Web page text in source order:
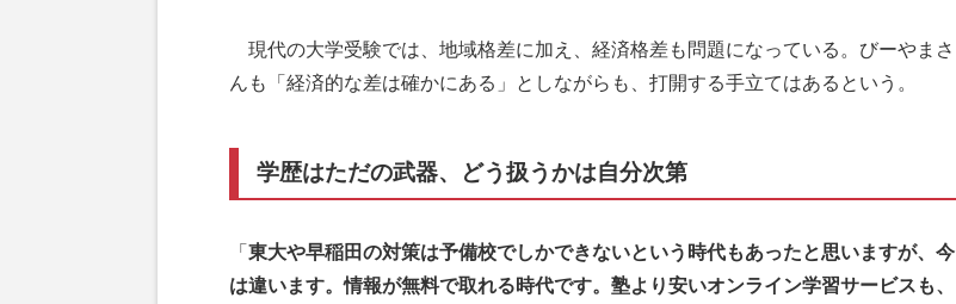
M
u
現代の大学受験では、地域格差に加え、経済格差も問題になっている。びーやまさ
んも「経済的な差は確かにある」としながらも、打開する手立てはあるという。
学歴はただの武器、どう扱うかは自分次第
「 東大や早稲田の対策は予備校でしかできないという時代もあったと思いますが、今
は違います。情報が無料で取れる時代です。塾より安いオンライン学習サービスも、